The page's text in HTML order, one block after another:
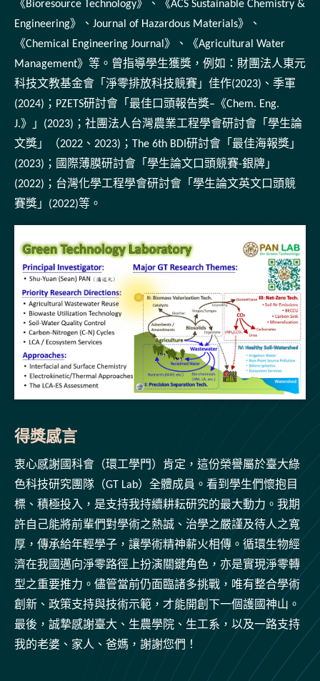
《Bioresource Technology》、《ACS Sustainable Chemistry &
Engineering》、Journal of Hazardous Materials》、
《Chemical Engineering Journal》、《Agricultural Water
Management》等。曾指導學生獲獎，例如：財團法人東元
科技文教基金會「淨零排放科技競賽」佳作(2023)、季軍
(2024)；PZETS研討會「最佳口頭報告獎–《Chem. Eng.
J.》」(2023)；社團法人台灣農業工程學會研討會「學生論
文獎」（2022、2023)；The 6th BDI研討會「最佳海報獎」
(2023)；國際薄膜研討會「學生論文口頭競賽-銀牌」
(2022)；台灣化學工程學會研討會「學生論文英文口頭競
賽獎」(2022)等。
得獎感言
衷心感謝國科會（環工學門）肯定，這份榮譽屬於臺大綠
色科技研究團隊（GT Lab）全體成員。看到學生們懷抱目
標、積極投入，是支持我持續耕耘研究的最大動力。我期
許自己能將前輩們對學術之熱誠、治學之嚴謹及待人之寬
厚，傳承給年輕學子，讓學術精神薪火相傳。循環生物經
濟在我國邁向淨零路徑上扮演關鍵角色，亦是實現淨零轉
型之重要推力。儘管當前仍面臨諸多挑戰，唯有整合學術
創新、政策支持與技術示範，才能開創下一個護國神山。
最後，誠摯感謝臺大、生農學院、生工系，以及一路支持
我的老婆、家人、爸媽，謝謝您們！